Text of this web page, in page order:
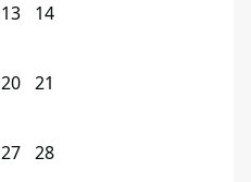
13 14
20 21
27 28